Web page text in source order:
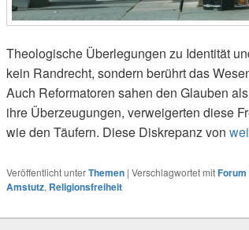
Theologische Überlegungen zu Identität
kein Randrecht, sondern berührt das
Auch Reformatoren sahen den Glauben
ihre Überzeugungen, verweigerten diese
wie den Täufern. Diese Diskrepanz von
Veröffentlicht unterThemen | Verschlagwortet mit
Amstutz, Religionsfreiheit